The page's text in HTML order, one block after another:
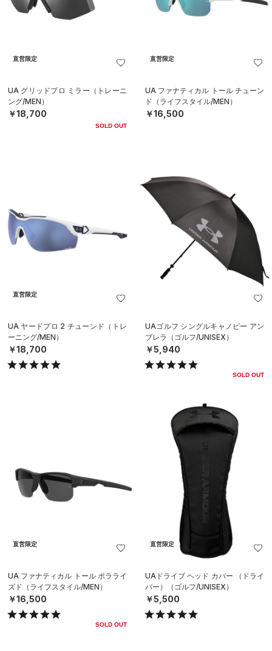
直営限定
UA グリッドプロ ミラー（トレーニ
ング/MEN）
￥18,700
SOLD OUT
直営限定
UA ファナティカル トール チューン
ド（ライフスタイル/MEN）
￥16,500
直営限定
UA ヤードプロ 2 チューンド（トレ
ーニング/MEN）
￥18,700
UAゴルフ シングルキャノピー アン
ブレラ（ゴルフ/UNISEX）
￥5,940
SOLD OUT
直営限定
UA ファナティカル トール ポラライ
ズド（ライフスタイル/MEN）
￥16,500
SOLD OUT
直営限定
UAドライブ ヘッド カバー （ドライ
バー）（ゴルフ/UNISEX）
￥5,500